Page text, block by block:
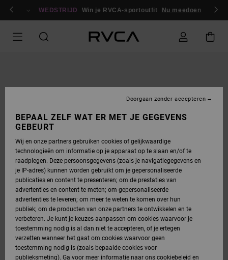
NAAR/ registrerenWEDSTRIJD Win je RVCA-sportoutfit Nu meedoen
BEPAAL ZELF WAT ER MET JE GEGEVENS
GEBEURT
Wij en onze partners gebruiken cookies of gelijkwaardige
technologieën om informatie op je apparaat op te slaan en/of te
raadplegen. Deze persoonsgegevens (zoals je navigatiegegevens en
je IP-adres) kunnen worden gebruikt om je gepersonaliseerde
publicaties en content te presenteren; om de prestaties van
advertenties en content te meten; om gepersonaliseerde
advertenties te leveren; om meer te weten te komen over hun
publiek; om de producten van onze partners te ontwikkelen en te
verbeteren. Je kunt je keuzes aanpassen om cookies waarvoor je
toestemming nodig is al dan niet te accepteren, of je ertegen
verzetten wanneer het gaat om cookies waarvoor geen
toestemming nodig is (zoals bepaalde cookies voor
publieksmeting). Ga voor meer informatie naar ons cookiebeleid en
Doorgaan zonder accepteren